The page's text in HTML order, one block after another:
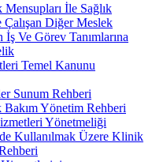
Mensupları İle Sağlık
Diğer Meslek
İş Ve Görev Tanımlarına
Temel Kanunu
Sunum Rehberi
Yönetim Rehberi
Yönetmeliği
Kullanılmak Üzere Klinik